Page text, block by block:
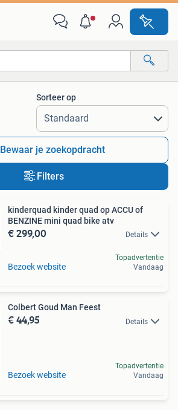
Alle afstanden…
Sorteer op
Bewaar je zoekopdracht
Filters
kinderquad kinder quad op ACCU of
BENZINE mini quad bike atv
€ 299,00 Details
Bezoek website
Topadvertentie
Vandaag
Colbert Goud Man Feest
€ 44,95 Details
Bezoek website
Topadvertentie
Vandaag